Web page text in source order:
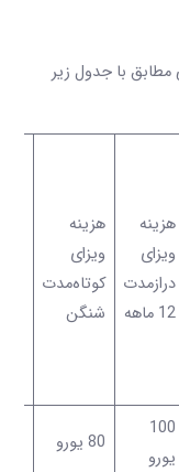
مطابق با جدول زیر
هزینه
ویزای
درازمدت
12 ماهه
هزینه
ویزای
کوتاه‌مدت
شنگن
100
یورو
80 یورو